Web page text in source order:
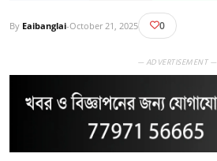
By Eaibanglai-October 21, 2025 0
— ADVERTISEMENT —